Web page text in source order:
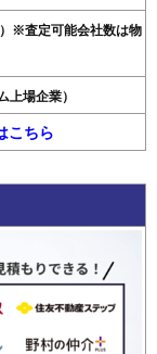
※査定可能会社数は物
上場企業）
こちら